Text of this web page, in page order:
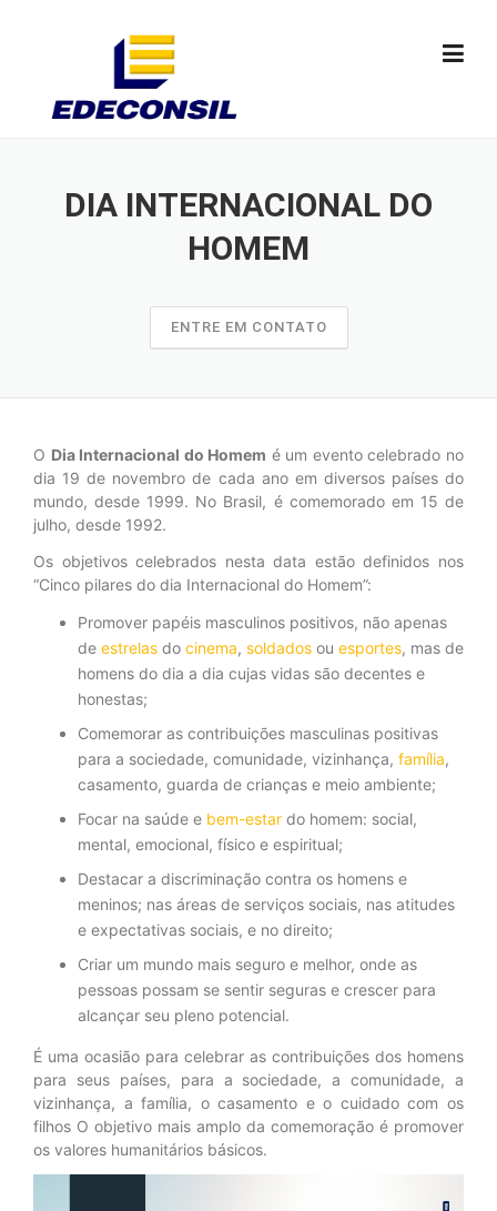
DIA INTERNACIONAL DO
HOMEM
ENTRE EM CONTATO
O Dia Internacional do Homem é um evento celebrado no
dia 19 de novembro de cada ano em diversos países do
mundo, desde 1999. No Brasil, é comemorado em 15 de
julho, desde 1992.
Os objetivos celebrados nesta data estão definidos nos
“Cinco pilares do dia Internacional do Homem”:
Promover papéis masculinos positivos, não apenas
de estrelas do cinema, soldados ou esportes, mas de
homens do dia a dia cujas vidas são decentes e
honestas;
Comemorar as contribuições masculinas positivas
para a sociedade, comunidade, vizinhança, família,
casamento, guarda de crianças e meio ambiente;
Focar na saúde e bem-estar do homem: social,
mental, emocional, físico e espiritual;
Destacar a discriminação contra os homens e
meninos; nas áreas de serviços sociais, nas atitudes
e expectativas sociais, e no direito;
Criar um mundo mais seguro e melhor, onde as
pessoas possam se sentir seguras e crescer para
alcançar seu pleno potencial.
É uma ocasião para celebrar as contribuições dos homens
para seus países, para a sociedade, a comunidade, a
vizinhança, a família, o casamento e o cuidado com os
filhos O objetivo mais amplo da comemoração é promover
os valores humanitários básicos.